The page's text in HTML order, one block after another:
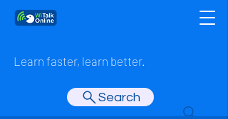
Learn faster, learn better.
Search